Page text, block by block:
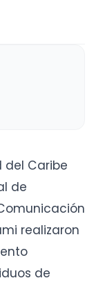
del Caribe
de
realizaron
de